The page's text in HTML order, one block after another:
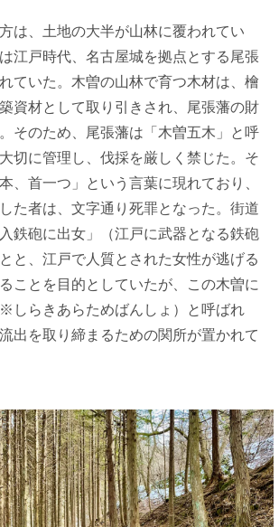
は、土地の大半が山林に覆われてい
江戸時代、名古屋城を拠点とする尾張
ていた。木曽の山林で育つ木材は、檜
資材として取り引きされ、尾張藩の財
そのため、尾張藩は「木曽五木」と呼
切に管理し、伐採を厳しく禁じた。そ
、首一つ」という言葉に現れており、
た者は、文字通り死罪となった。街道
鉄砲に出女」（江戸に武器となる鉄砲
と、江戸で人質とされた女性が逃げる
ことを目的としていたが、この木曽に
しらきあらためばんしょ）と呼ばれ
出を取り締まるための関所が置かれて